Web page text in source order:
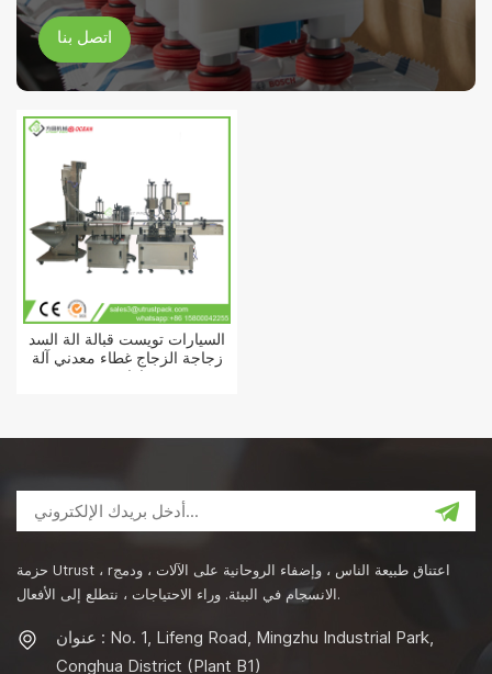
اتصل بنا
السيارات تويست قبالة آلة السد
زجاجة الزجاج غطاء معدني آلة
حزمة Utrust ، rاعتناق طبيعة الناس ، وإضفاء الروحانية على الآلات ، ودمج
الانسجام في البيئة. وراء الاحتياجات ، نتطلع إلى الأفعال.
عنوان : No. 1, Lifeng Road, Mingzhu Industrial Park,
Conghua District (Plant B1)